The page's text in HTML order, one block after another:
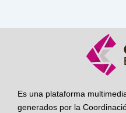
Es una plataforma
generados por la